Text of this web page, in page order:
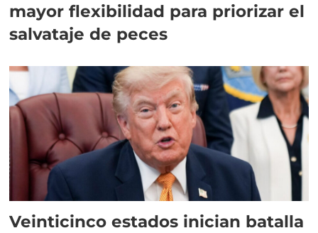
mayor flexibilidad para priorizar el
salvataje de peces
Veinticinco estados inician batalla